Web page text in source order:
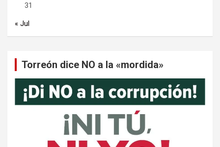
31
« Jul
Torreón dice NO a la «mordida»